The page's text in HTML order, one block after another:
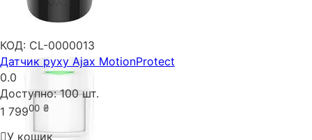
КОД: CL-0000013
Датчик руху Ajax MotionProtect
0.0
Доступно: 100 шт.
1 79900 ₴
У кошик